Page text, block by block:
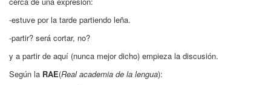
-estuve por la tarde partiendo leña.
-partir? será cortar, no?
y a partir de aquí (nunca mejor dicho) empieza la discusión.
Según la RAE(Real academia de la lengua):